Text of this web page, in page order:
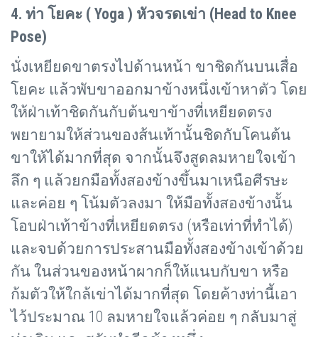
4. ท่า โยคะ ( Yoga ) หัวจรดเข่า (Head to Knee
Pose)
นั่งเหยียดขาตรงไปด้านหน้า ขาชิดกันบนเสื่อ
โยคะ แล้วพับขาออกมาข้างหนึ่งเข้าหาตัว โดย
ให้ฝ่าเท้าชิดกันกับต้นขาข้างที่เหยียดตรง
พยายามให้ส่วนของส้นเท้านั้นชิดกับโคนต้น
ขาให้ได้มากที่สุด จากนั้นจึงสูดลมหายใจเข้า
ลึก ๆ แล้วยกมือทั้งสองข้างขึ้นมาเหนือศีรษะ
และค่อย ๆ โน้มตัวลงมา ให้มือทั้งสองข้างนั้น
โอบฝ่าเท้าข้างที่เหยียดตรง (หรือเท่าที่ทำได้)
และจบด้วยการประสานมือทั้งสองข้างเข้าด้วย
กัน ในส่วนของหน้าผากก็ให้แนบกับขา หรือ
ก้มตัวให้ใกล้เข่าได้มากที่สุด โดยค้างท่านี้เอา
ไว้ประมาณ 10 ลมหายใจแล้วค่อย ๆ กลับมาสู่